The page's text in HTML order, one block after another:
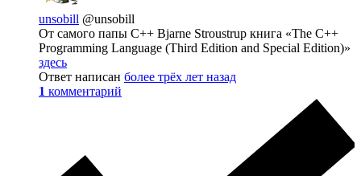
unsobill @unsobill
От самого папы С++ Bjarne Stroustrup книга «The C++
Programming Language (Third Edition and Special Edition)»
здесь
Ответ написан более трёх лет назад
1 комментарий